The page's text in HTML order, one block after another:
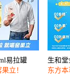
易拉罐
立！
生和
东方